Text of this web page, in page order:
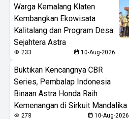
Warga Kemalang Klaten
Kembangkan Ekowisata
Kalitalang dan Program Desa
Sejahtera Astra
233 10-Aug-2026
Buktikan Kencangnya CBR
Series, Pembalap Indonesia
Binaan Astra Honda Raih
Kemenangan di Sirkuit Mandalika
278 10-Aug-2026